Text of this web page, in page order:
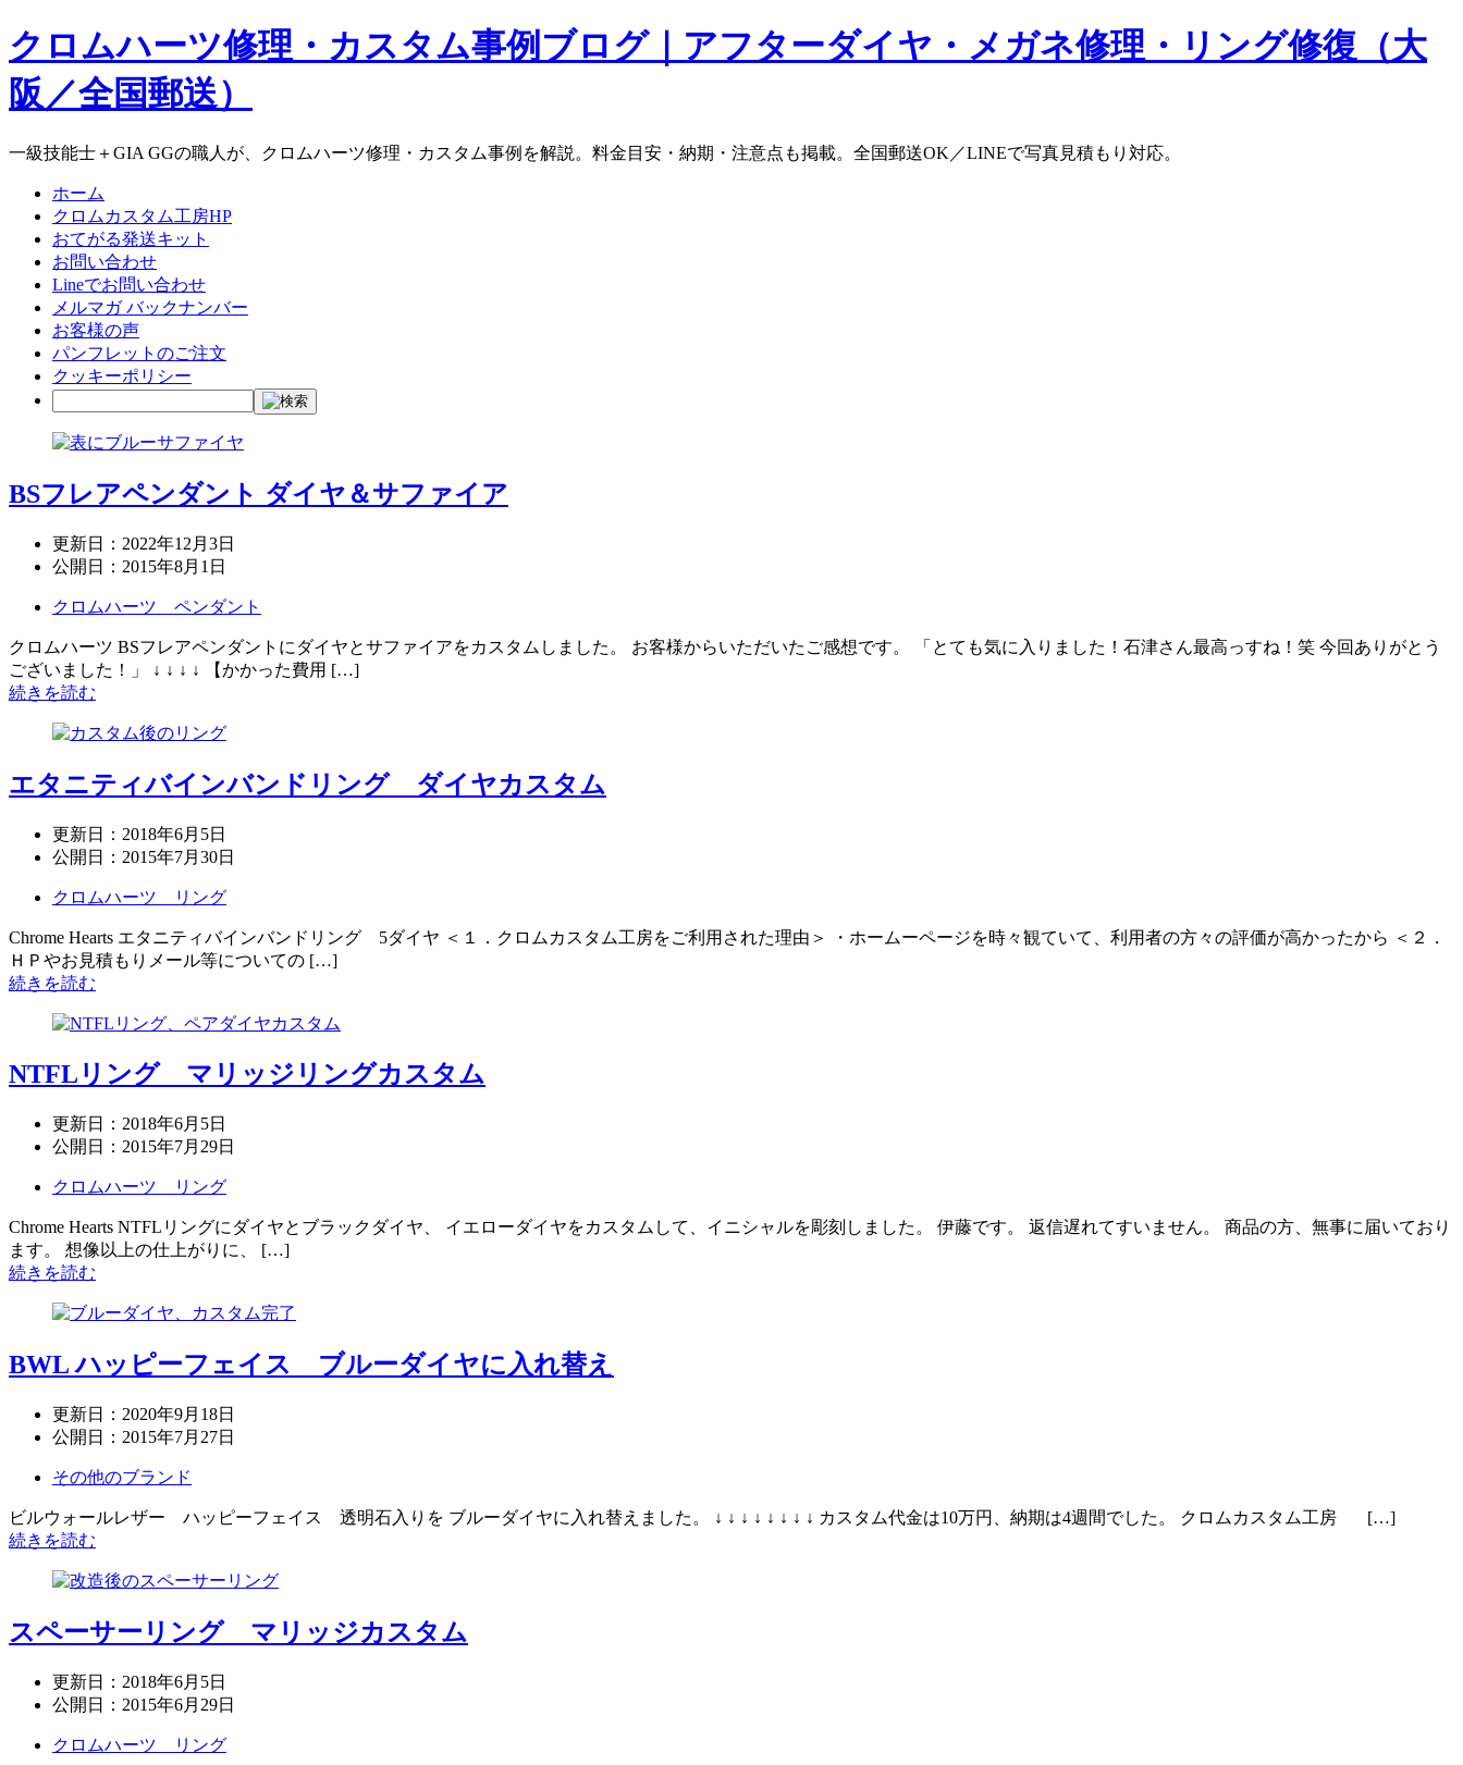
クロムハーツ修理・カスタム事例ブログ｜アフターダイヤ・メガネ修理・リング修復（大
阪／全国郵送）
一級技能士＋GIA GGの職人が、クロムハーツ修理・カスタム事例を解説。料金目安・納期・注意点も掲載。全国郵送OK／LINEで写真見積もり対応。
ホーム
クロムカスタム工房HP
おてがる発送キット
お問い合わせ
Lineでお問い合わせ
メルマガ バックナンバー
お客様の声
パンフレットのご注文
クッキーポリシー
BSフレアペンダント ダイヤ＆サファイア
更新日： 2022年12月3日
公開日： 2015年8月1日
クロムハーツ ペンダント
クロムハーツ BSフレアペンダントにダイヤとサファイアをカスタムしました。 お客様からいただいたご感想です。 「とても気に入りました！石津さん最高っすね！笑 今回ありがとう
ございました！」 ↓ ↓ ↓ ↓ 【かかった費用 […]
続きを読む
エタニティバインバンドリング ダイヤカスタム
更新日： 2018年6月5日
公開日： 2015年7月30日
クロムハーツ リング
Chrome Hearts エタニティバインバンドリング 5ダイヤ ＜１．クロムカスタム工房をご利用された理由＞ ・ホームーページを時々観ていて、利用者の方々の評価が高かったから ＜２．
ＨＰやお見積もりメール等についての […]
続きを読む
NTFLリング マリッジリングカスタム
更新日： 2018年6月5日
公開日： 2015年7月29日
クロムハーツ リング
Chrome Hearts NTFLリングにダイヤとブラックダイヤ、 イエローダイヤをカスタムして、イニシャルを彫刻しました。 伊藤です。 返信遅れてすいません。 商品の方、無事に届いており
ます。 想像以上の仕上がりに、 […]
続きを読む
BWL ハッピーフェイス ブルーダイヤに入れ替え
更新日： 2020年9月18日
公開日： 2015年7月27日
その他のブランド
ビルウォールレザー ハッピーフェイス 透明石入りを ブルーダイヤに入れ替えました。 ↓ ↓ ↓ ↓ ↓ ↓ ↓ ↓ カスタム代金は10万円、納期は4週間でした。 クロムカスタム工房 […]
続きを読む
スペーサーリング マリッジカスタム
更新日： 2018年6月5日
公開日： 2015年6月29日
クロムハーツ リング